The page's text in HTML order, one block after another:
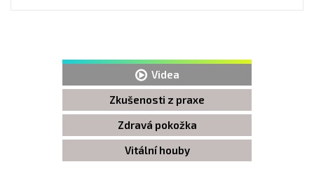
Videa
Zkušenosti z praxe
Zdravá pokožka
Vitální houby